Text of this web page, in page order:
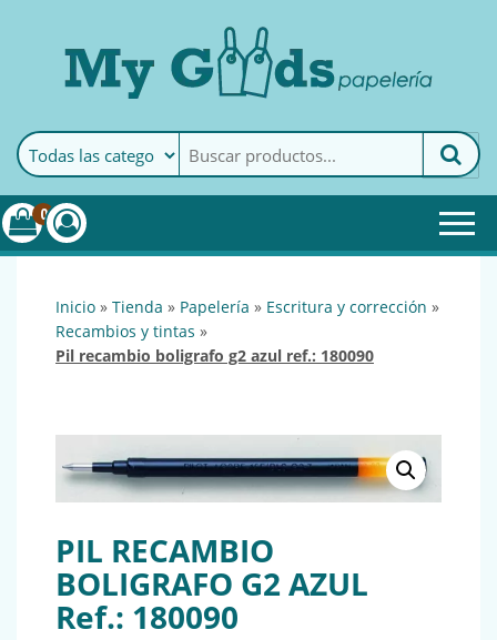
MyGoods · PapeleríaMy Goods es tu papelería
online de confianza. Podrás
encontrar todo lo necesario
0
inicio » tienda » papelería » escritura y corrección »
recambios y tintas »
pil recambio boligrafo g2 azul ref.: 180090
PIL RECAMBIO
BOLIGRAFO G2 AZUL
Ref.: 180090